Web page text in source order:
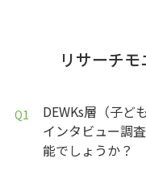
リサーチ
DEWKs層（子ど
インタビュー調
能でしょうか？